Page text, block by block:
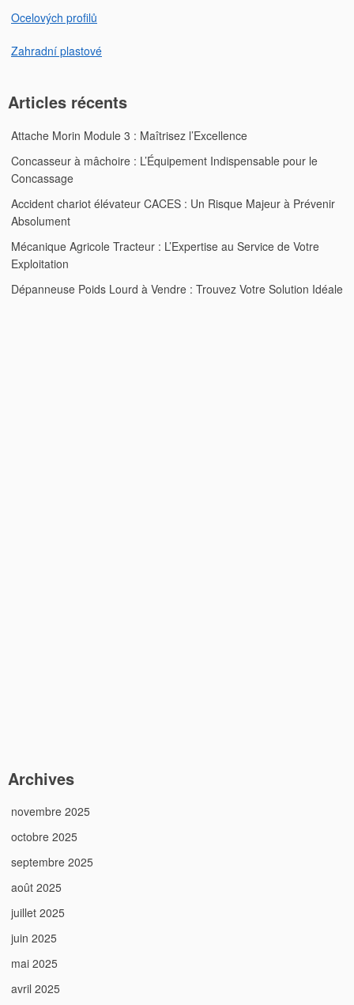
Ocelových profilů
Zahradní plastové
Articles récents
Attache Morin Module 3 : Maîtrisez l’Excellence
Concasseur à mâchoire : L’Équipement Indispensable pour le
Concassage
Accident chariot élévateur CACES : Un Risque Majeur à Prévenir
Absolument
Mécanique Agricole Tracteur : L’Expertise au Service de Votre
Exploitation
Dépanneuse Poids Lourd à Vendre : Trouvez Votre Solution Idéale
Archives
novembre 2025
octobre 2025
septembre 2025
août 2025
juillet 2025
juin 2025
mai 2025
avril 2025